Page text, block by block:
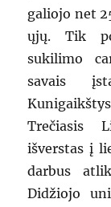
galiojo net
ųjų. Tik
sukilimo
savais
Trečiasis
išverstas į
darbus
Didžiojo